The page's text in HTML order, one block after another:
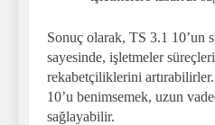
Sonuç olarak, TS 3.1 10’un
sayesinde, işletmeler
rekabetçiliklerini
10’u benimsemek, uzun
sağlayabilir.